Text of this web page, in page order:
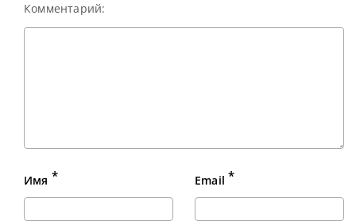
Комментарий:
Имя * Email *